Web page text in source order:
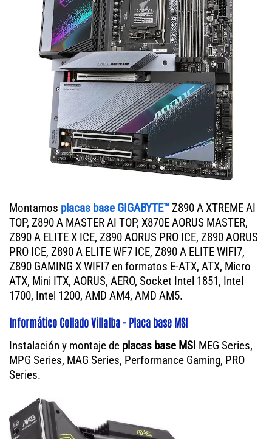
Montamos placas base GIGABYTE™Z890 A XTREME AI
TOP, Z890 A MASTER AI TOP, X870E AORUS MASTER,
Z890 A ELITE X ICE, Z890 AORUS PRO ICE, Z890 AORUS
PRO ICE, Z890 A ELITE WF7 ICE, Z890 A ELITE WIFI7,
Z890 GAMING X WIFI7 en formatos E-ATX, ATX, Micro
ATX, Mini ITX, AORUS, AERO, Socket Intel 1851, Intel
1700, Intel 1200, AMD AM4, AMD AM5.
Informático Collado Villalba - Placa base MSI
Instalación y montaje de placas base MSI MEG Series,
MPG Series, MAG Series, Performance Gaming, PRO
Series.